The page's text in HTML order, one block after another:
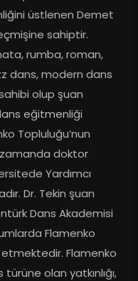
üstlenen Demet
sahiptir.
rumba, roman,
dans, modern dans
olup şuan
eğitmenliği
Topluluğu’nun
zamanda doktor
Yardımcı
Dr. Tekin şuan
Dans Akademisi
Flamenko
Flamenko
olan yatkınlığı,